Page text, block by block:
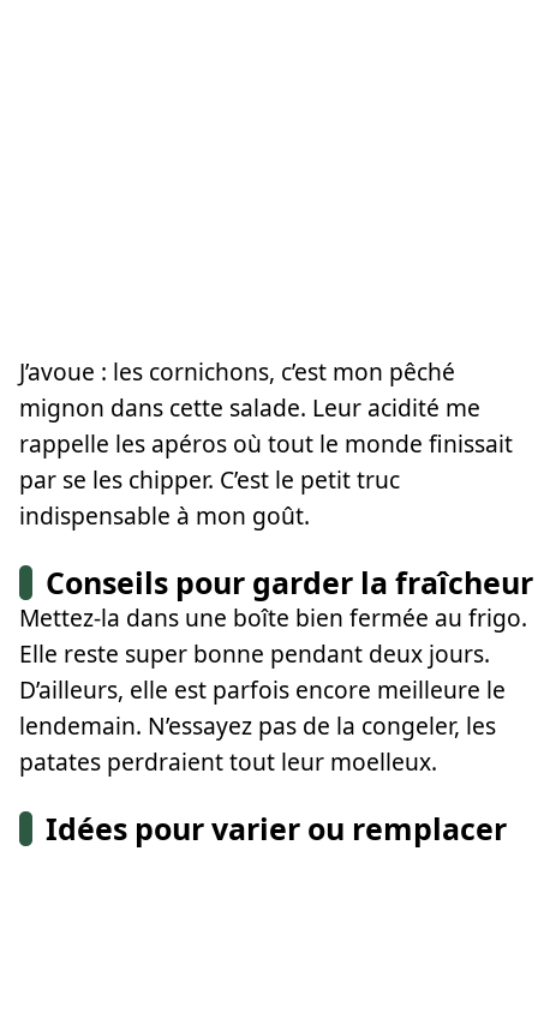
J’avoue : les cornichons, c’est mon pêché
mignon dans cette salade. Leur acidité me
rappelle les apéros où tout le monde finissait
par se les chipper. C’est le petit truc
indispensable à mon goût.
Conseils pour garder la fraîcheur
Mettez-la dans une boîte bien fermée au frigo.
Elle reste super bonne pendant deux jours.
D’ailleurs, elle est parfois encore meilleure le
lendemain. N’essayez pas de la congeler, les
patates perdraient tout leur moelleux.
Idées pour varier ou remplacer